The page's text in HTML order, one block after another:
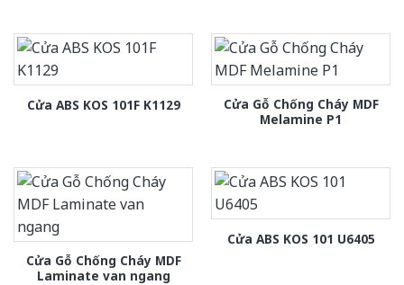
Cửa ABS KOS 101F K1129
Cửa Gỗ Chống Cháy MDF
Melamine P1
Cửa Gỗ Chống Cháy MDF
Laminate van ngang
Cửa ABS KOS 101 U6405